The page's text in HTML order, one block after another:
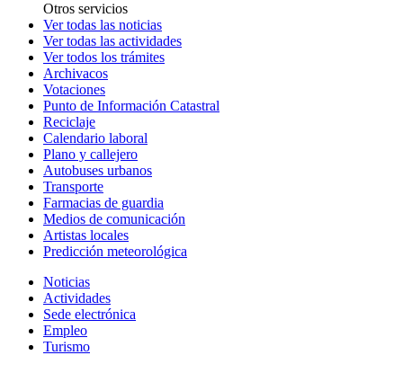
Otros servicios
Ver todas las noticias
Ver todas las actividades
Ver todos los trámites
Archivacos
Votaciones
Punto de Información Catastral
Reciclaje
Calendario laboral
Plano y callejero
Autobuses urbanos
Transporte
Farmacias de guardia
Medios de comunicación
Artistas locales
Predicción meteorológica
Noticias
Actividades
Sede electrónica
Empleo
Turismo